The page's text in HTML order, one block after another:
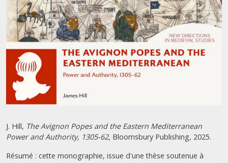
J. Hill, The Avignon Popes and the Eastern Mediterranean
Power and Authority, 1305-62, Bloomsbury Publishing, 2025.
Résumé : cette monographie, issue d'une thèse soutenue à